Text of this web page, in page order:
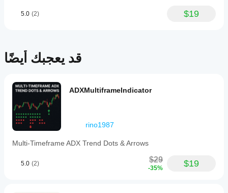
كيفية
المختلفة.
تعديل
5.0 (2) $19
قد يعجبك أيضًا
ADXMultiframeIndicator
rino1987
Multi-Timeframe ADX Trend Dots & Arrows
5.0 (2) $29
-35% $19